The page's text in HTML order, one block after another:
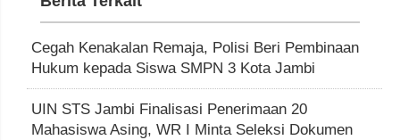
Cegah Kenakalan Remaja, Polisi Beri Pembinaan
Hukum kepada Siswa SMPN 3 Kota Jambi
UIN STS Jambi Finalisasi Penerimaan 20
Mahasiswa Asing, WR I Minta Seleksi Dokumen